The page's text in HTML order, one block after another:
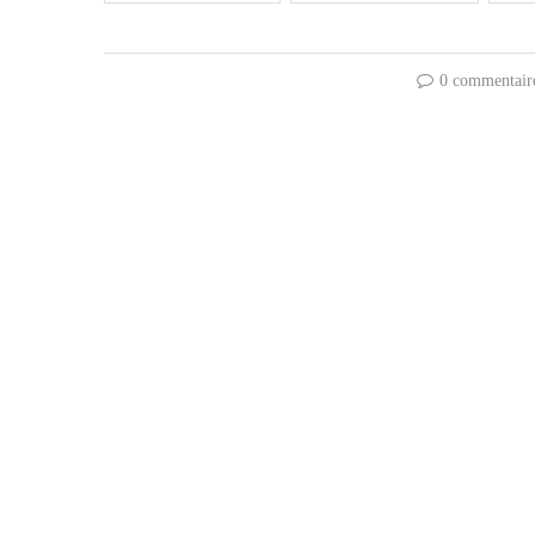
0